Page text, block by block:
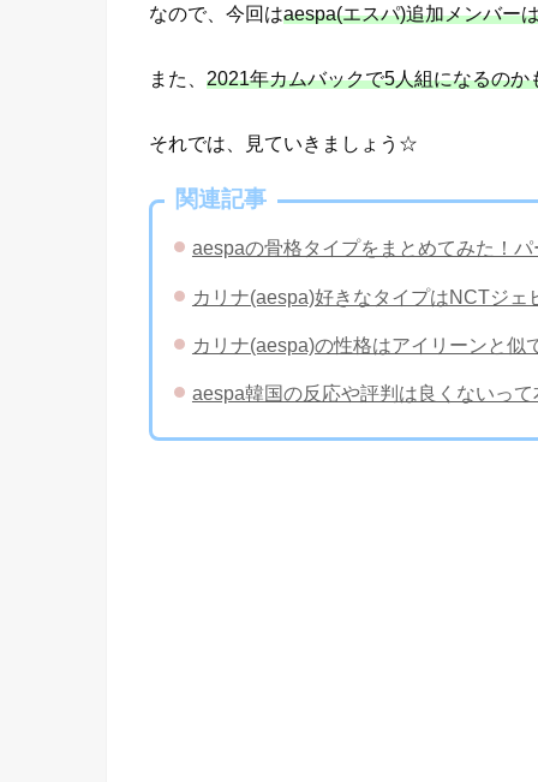
なので、今回はaespa(エスパ)追加メンバー
また、 2021年カムバックで5人組になるのか
それでは、見ていきましょう☆
関連記事
​aespaの骨格タイプをまとめてみた！
カリナ(aespa)好きなタイプはNCTジェ
カリナ(aespa)の性格はアイリーンと似
aespa韓国の反応や評判は良くないっ